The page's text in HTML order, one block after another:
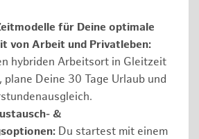
für Deine optimale
von Arbeit und Privatleben:
hybriden Arbeitsort in Gleitzeit
plane Deine 30 Tage Urlaub und
&
Du startest mit einem